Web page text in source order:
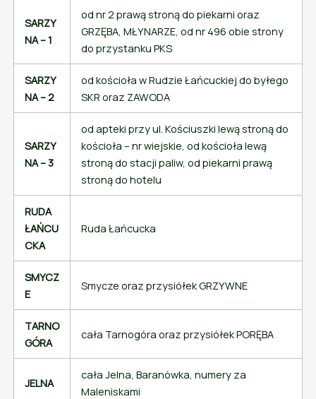
SARZY
NA – 1
od nr 2 prawą stroną do piekarni oraz
GRZĘBA, MŁYNARZE, od nr 496 obie strony
do przystanku PKS
SARZY
NA – 2
od kościoła w Rudzie Łańcuckiej do byłego
SKR oraz ZAWODA
SARZY
NA – 3
od apteki przy ul. Kościuszki lewą stroną do
kościoła – nr wiejskie, od kościoła lewą
stroną do stacji paliw, od piekarni prawą
stroną do hotelu
RUDA
ŁAŃCU
CKA
Ruda Łańcucka
SMYCZ
E
Smycze oraz przysiółek GRZYWNE
TARNO
GÓRA
cała Tarnogóra oraz przysiółek PORĘBA
JELNA
cała Jelna, Baranówka, numery za
Maleniskami